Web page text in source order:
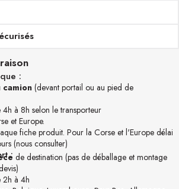
:
camion (devant portail ou au pied de
à 8h selon le transporteur
et Europe.
fiche produit. Pour la Corse et l'Europe délai
(nous consulter)
: de destination (pas de déballage et montage
2h à 4h